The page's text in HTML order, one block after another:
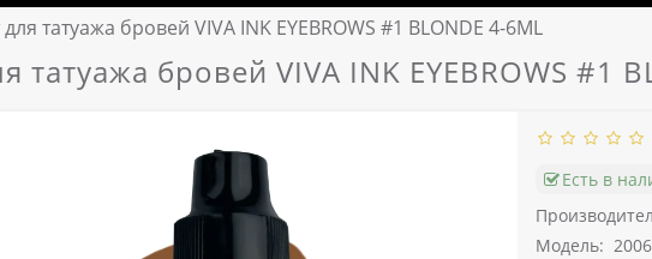
татуажа бровей VIVA INK EYEBROWS #1 BLONDE 4-6ML
татуажа бровей VIVA INK EYEBROWS #1
Есть в
Модель: